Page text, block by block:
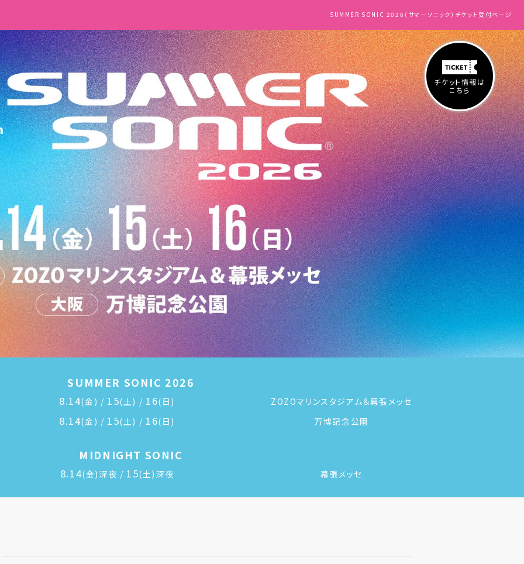
SUMMER SONIC 2026（サマーソニック）チケット受付ページ
SUMMER SONIC 2026
8.14(金) / 15(土) / 16(日) ZOZOマリンスタジアム＆幕張メッセ
8.14(金) / 15(土) / 16(日) 万博記念公園
MIDNIGHT SONIC
8.14(金)深夜 / 15(土)深夜 幕張メッセ
チケット情報は
こちら